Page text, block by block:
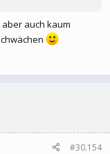
auch kaum
#30.154